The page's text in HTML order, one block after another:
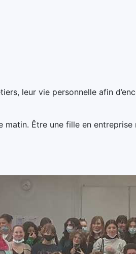
leur vie personnelle afin
Être une fille en entreprise